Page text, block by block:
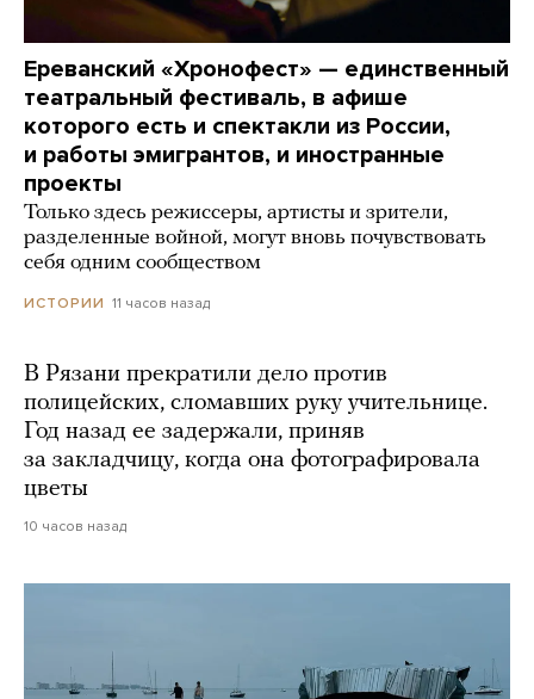
Ереванский «Хронофест» — единственный
театральный фестиваль, в афише
которого есть и спектакли из России,
и работы эмигрантов, и иностранные
проекты
Только здесь режиссеры, артисты и зрители,
разделенные войной, могут вновь почувствовать
себя одним сообществом
ИСТОРИИ 11 часов назад
В Рязани прекратили дело против
полицейских, сломавших руку учительнице.
Год назад ее задержали, приняв
за закладчицу, когда она фотографировала
цветы
10 часов назад